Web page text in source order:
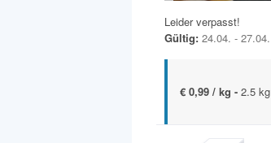
Leider verpasst!
Gültig: 24.04. - 27.04.
€ 0,99 / kg - 2.5 kg